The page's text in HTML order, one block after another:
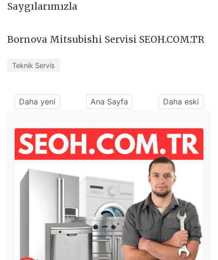
Saygılarımızla
Bornova Mitsubishi Servisi SEOH.COM.TR
Teknik Servis
Daha yeni Ana Sayfa Daha eski